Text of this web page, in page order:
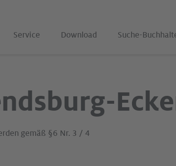
Service Download Suche-
gemäß §6 Nr. 3 / 4